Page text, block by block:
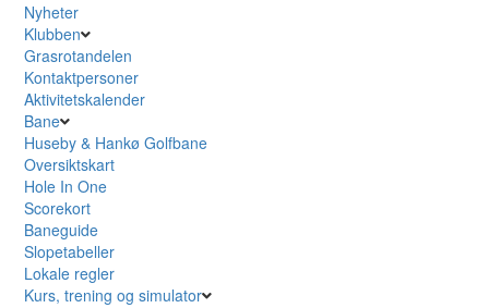
Nyheter
Klubben
Grasrotandelen
Kontaktpersoner
Aktivitetskalender
Bane
Huseby & Hankø Golfbane
Oversiktskart
Hole In One
Scorekort
Baneguide
Slopetabeller
Lokale regler
Kurs, trening og simulator